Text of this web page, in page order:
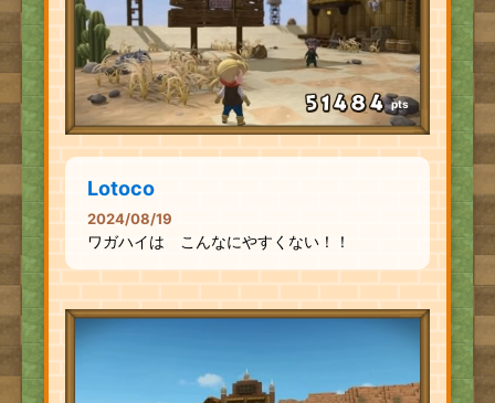
pts
Lotoco
2024/08/19
ワガハイは こんなにやすくない！！